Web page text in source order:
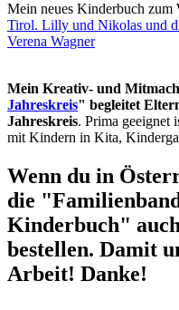
Mein neues Kinderbuch zum
Tirol. Lilly und Nikolas und
Verena Wagner
Mein Kreativ- und
Jahreskreis" begleitet
Jahreskreis. Prima geeignet
mit Kindern in Kita,
Wenn du in
die
Kinderbuch"
bestellen. Damit
Arbeit! Danke!